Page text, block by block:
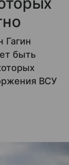
Гагин
быть
ВСУ